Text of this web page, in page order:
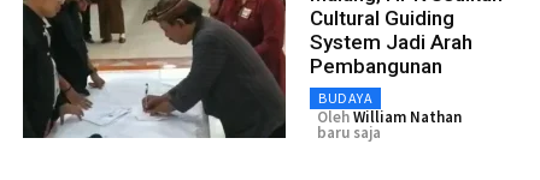
Cultural Guiding
System Jadi Arah
Pembangunan
BUDAYA
OlehWilliam Nathan
baru saja